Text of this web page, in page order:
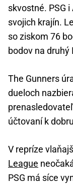
skvostné. PSG
svojich krajín.
so ziskom 76
bodov na druhý
The Gunners
dueloch
účtovaní k
V repríze
League
PSG má síce